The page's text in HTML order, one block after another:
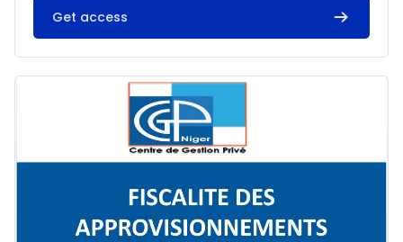
Get access
Image du cours FISCALITE DES APPROVISIONNEMENTS